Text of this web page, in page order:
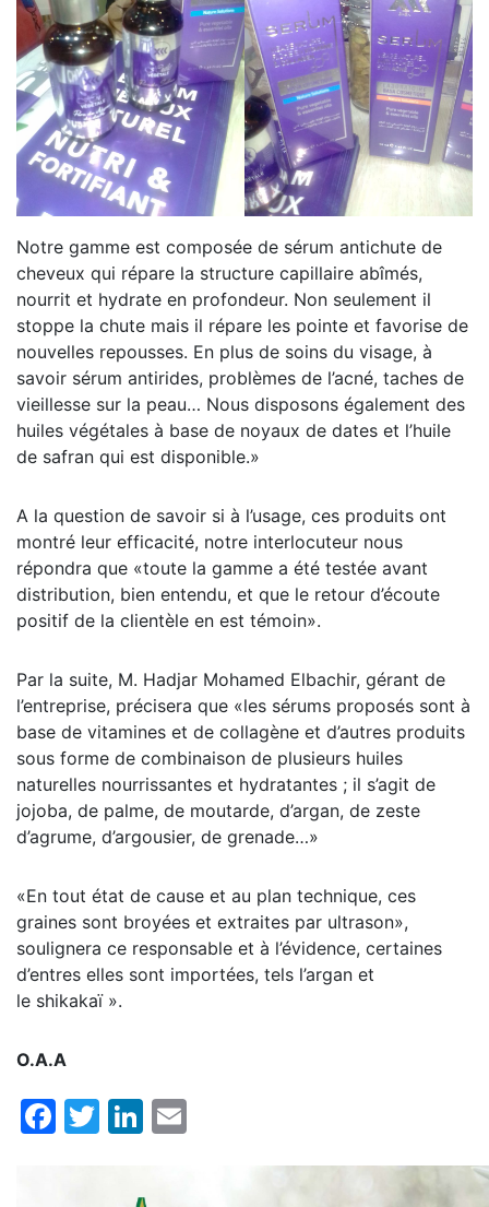
Notre gamme est composée de sérum antichute de
cheveux qui répare la structure capillaire abîmés,
nourrit et hydrate en profondeur. Non seulement il
stoppe la chute mais il répare les pointe et favorise de
nouvelles repousses. En plus de soins du visage, à
savoir sérum antirides, problèmes de l’acné, taches de
vieillesse sur la peau… Nous disposons également des
huiles végétales à base de noyaux de dates et l’huile
de safran qui est disponible.»
A la question de savoir si à l’usage, ces produits ont
montré leur efficacité, notre interlocuteur nous
répondra que «toute la gamme a été testée avant
distribution, bien entendu, et que le retour d’écoute
positif de la clientèle en est témoin».
Par la suite, M. Hadjar Mohamed Elbachir, gérant de
l’entreprise, précisera que «les sérums proposés sont à
base de vitamines et de collagène et d’autres produits
sous forme de combinaison de plusieurs huiles
naturelles nourrissantes et hydratantes ; il s’agit de
jojoba, de palme, de moutarde, d’argan, de zeste
d’agrume, d’argousier, de grenade…»
«En tout état de cause et au plan technique, ces
graines sont broyées et extraites par ultrason»,
soulignera ce responsable et à l’évidence, certaines
d’entres elles sont importées, tels l’argan et
le shikakaï ».
O.A.A
Facebook
TwitterLinkedIn